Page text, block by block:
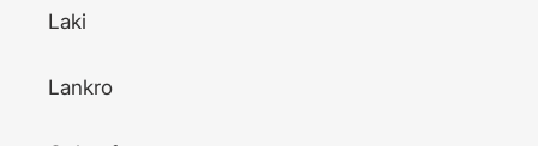
Laki
Lankro